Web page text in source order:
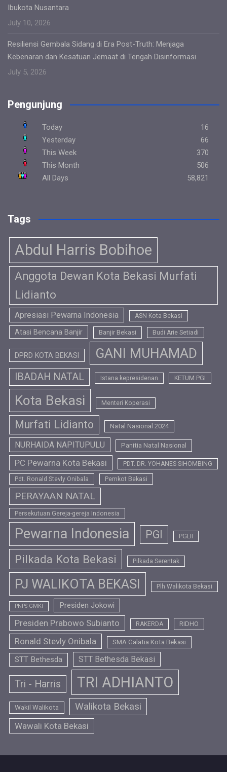
Ibukota Nusantara
July 10, 2026
Resiliensi Gembala Sidang di Era Post-Truth: Menjaga
Kebenaran dan Kesatuan Jemaat di Tengah Disinformasi
July 5, 2026
Pengunjung
Today
16
Yesterday
66
This Week
370
This Month
506
All Days
58,821
Tags
Abdul Harris Bobihoe
Anggota Dewan Kota Bekasi Murfati
Lidianto
Apresiasi Pewarna Indonesia ASN Kota Bekasi
Atasi Bencana Banjir Banjir Bekasi Budi Arie Setiadi
DPRD KOTA BEKASI GANI MUHAMAD
IBADAH NATAL Istana kepresidenan KETUM PGI
Kota Bekasi Menteri Koperasi
Murfati Lidianto Natal Nasional 2024
NURHAIDA NAPITUPULU Panitia Natal Nasional
PC Pewarna Kota Bekasi PDT. DR. YOHANES SIHOMBING
Pdt. Ronald Stevly Onibala Pemkot Bekasi
PERAYAAN NATAL
Persekutuan Gereja-gereja Indonesia
Pewarna Indonesia PGI PGLII
Pilkada Kota Bekasi Pilkada Serentak
PJ WALIKOTA BEKASI Plh Walikota Bekasi
PNPS GMKI Presiden Jokowi
Presiden Prabowo Subianto RAKERDA RIDHO
Ronald Stevly Onibala SMA Galatia Kota Bekasi
STT Bethesda STT Bethesda Bekasi
Tri - Harris TRI ADHIANTO
Wakil Walikota Walikota Bekasi
Wawali Kota Bekasi